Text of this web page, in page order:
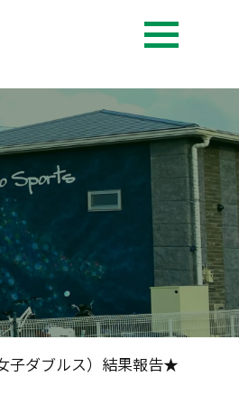
ダブルス）結果報告★